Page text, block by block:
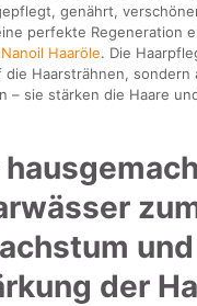
genährt,
perfekte Regeneration
Nanoil Haaröle. Die
Haarsträhnen, sondern
– sie stärken die Haare
der